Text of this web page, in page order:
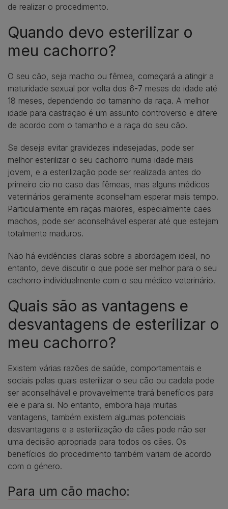
de realizar o procedimento.
Quando devo esterilizar o
meu cachorro?
O seu cão, seja macho ou fêmea, começará a atingir a
maturidade sexual por volta dos 6-7 meses de idade até
18 meses, dependendo do tamanho da raça. A melhor
idade para castração é um assunto controverso e difere
de acordo com o tamanho e a raça do seu cão.
Se deseja evitar gravidezes indesejadas, pode ser
melhor esterilizar o seu cachorro numa idade mais
jovem, e a esterilização pode ser realizada antes do
primeiro cio no caso das fêmeas, mas alguns médicos
veterinários geralmente aconselham esperar mais tempo.
Particularmente em raças maiores, especialmente cães
machos, pode ser aconselhável esperar até que estejam
totalmente maduros.
Não há evidências claras sobre a abordagem ideal, no
entanto, deve discutir o que pode ser melhor para o seu
cachorro individualmente com o seu médico veterinário.
Quais são as vantagens e
desvantagens de esterilizar o
meu cachorro?
Existem várias razões de saúde, comportamentais e
sociais pelas quais esterilizar o seu cão ou cadela pode
ser aconselhável e provavelmente trará benefícios para
ele e para si. No entanto, embora haja muitas
vantagens, também existem algumas potenciais
desvantagens e a esterilização de cães pode não ser
uma decisão apropriada para todos os cães. Os
benefícios do procedimento também variam de acordo
com o género.
Para um cão macho: